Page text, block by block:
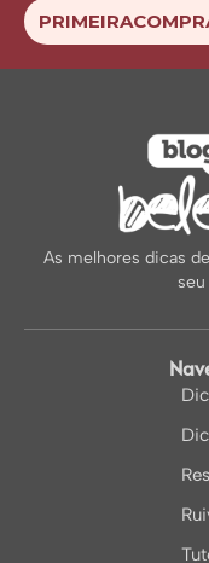
As melhores dicas